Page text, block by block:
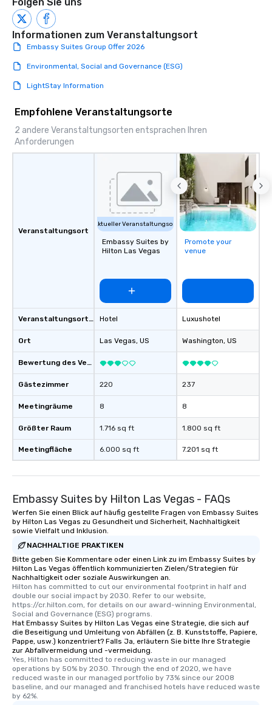
Folgen Sie uns
Informationen zum Veranstaltungsort
Embassy Suites Group Offer 2026
Environmental, Social and Governance (ESG)
LightStay Information
Empfohlene Veranstaltungsorte
2 andere Veranstaltungsorten entsprachen Ihren
Anforderungen
Veranstaltungsort
Veranstaltungsortstyp
Ort
Bewertung des Veranstaltungsortes
Gästezimmer
Meetingräume
Größter Raum
Meetingfläche
Aktueller Veranstaltungsort
Embassy Suites by
Hilton Las Vegas
Hotel
Las Vegas, US
220
8
1.716 sq ft
6.000 sq ft
Promote your
venue
Luxushotel
Washington, US
237
8
1.800 sq ft
7.201 sq ft
Embassy Suites by Hilton Las Vegas - FAQs
Werfen Sie einen Blick auf häufig gestellte Fragen von Embassy Suites
by Hilton Las Vegas zu Gesundheit und Sicherheit, Nachhaltigkeit
sowie Vielfalt und Inklusion.
NACHHALTIGE PRAKTIKEN
Bitte geben Sie Kommentare oder einen Link zu im Embassy Suites by
Hilton Las Vegas öffentlich kommunizierten Zielen/Strategien für
Nachhaltigkeit oder soziale Auswirkungen an.
Hilton has committed to cut our environmental footprint in half and
double our social impact by 2030. Refer to our website,
https://cr.hilton.com, for details on our award-winning Environmental,
Social and Governance (ESG) programs.
Hat Embassy Suites by Hilton Las Vegas eine Strategie, die sich auf
die Beseitigung und Umleitung von Abfällen (z. B. Kunststoffe, Papiere,
Pappe, usw.) konzentriert? Falls Ja, erläutern Sie bitte Ihre Strategie
zur Abfallvermeidung und -vermeidung.
Yes, Hilton has committed to reducing waste in our managed
operations by 50% by 2030. Through the end of 2020, we have
reduced waste in our managed portfolio by 73% since our 2008
baseline, and our managed and franchised hotels have reduced waste
by 62%.